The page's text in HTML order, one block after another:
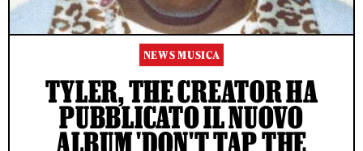
NEWS MUSICA
TYLER, THE CREATOR HA
PUBBLICATO IL NUOVO
ALBUM 'DON'T TAP THE